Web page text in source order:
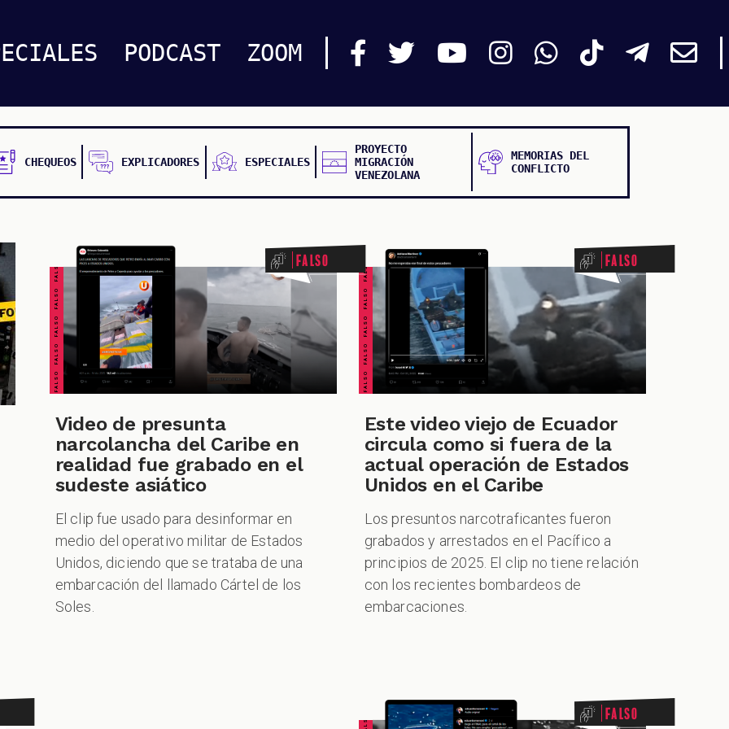
PODCAST ZOOM
CHEQUEOS EXPLICADORES ESPECIALES
PROYECTO
MIGRACIÓN
VENEZOLANA
MEMORIAS DEL
CONFLICTO
FALSO FALSO FALSO FALSO FALSO FALSO FALSO Falso
Video de presunta
narcolancha del Caribe en
realidad fue grabado en el
sudeste asiático
El clip fue usado para desinformar en
medio del operativo militar de Estados
Unidos, diciendo que se trataba de una
embarcación del llamado Cártel de los
Soles.
FALSO FALSO FALSO FALSO FALSO FALSO FALSO Falso
Este video viejo de Ecuador
circula como si fuera de la
actual operación de Estados
Unidos en el Caribe
Los presuntos narcotraficantes fueron
grabados y arrestados en el Pacífico a
principios de 2025. El clip no tiene relación
con los recientes bombardeos de
embarcaciones.
Falso